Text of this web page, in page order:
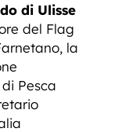
di Ulisse
del Flag
la
Pesca